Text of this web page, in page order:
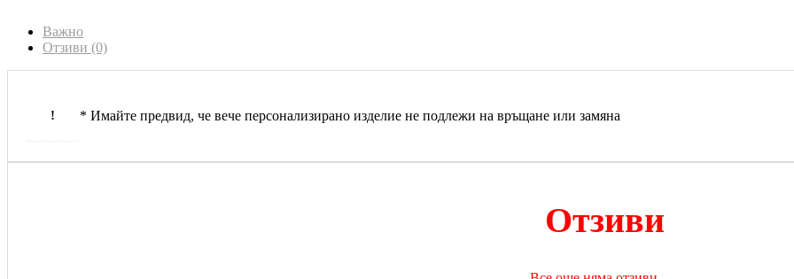
Важно
Отзиви (0)
! * Имайте предвид, че вече персонализирано изделие не подлежи на връщане или замяна
Отзиви